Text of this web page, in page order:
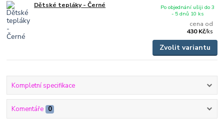
Dětské tepláky - Černé
cena od
430 Kč/ks
Po objednání ušiji do 3
- 5 dnů 10 ks
Zvolit variantu
Kompletní specifikace
Komentáře 0